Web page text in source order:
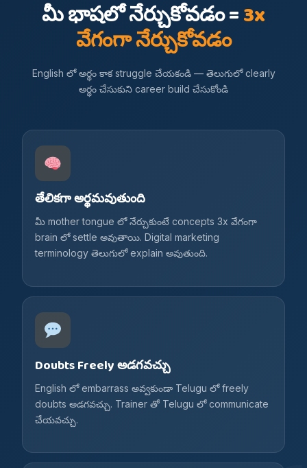
మీ భాషలో నేర్చుకోవడం =3x
వేగంగా నేర్చుకోవడం
English లో అర్థం కాక struggle చేయకండి — తెలుగులో clearly
అర్థం చేసుకుని career build చేసుకోండి
తేలికగా అర్థమవుతుంది
మీ mother tongue లో నేర్చుకుంటే concepts 3x వేగంగా
brain లో settle అవుతాయి. Digital marketing
terminology తెలుగులో explain అవుతుంది.
Doubts Freely అడగవచ్చు
English లో embarrass అవ్వకుండా Telugu లో freely
doubts అడగవచ్చు. Trainer తో Telugu లో communicate
చేయవచ్చు.